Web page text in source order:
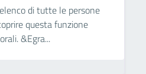
di tutte le persone
questa funzione
&Egra...